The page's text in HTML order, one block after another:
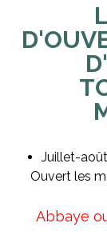
Juillet-
Ouvert les
Abbaye